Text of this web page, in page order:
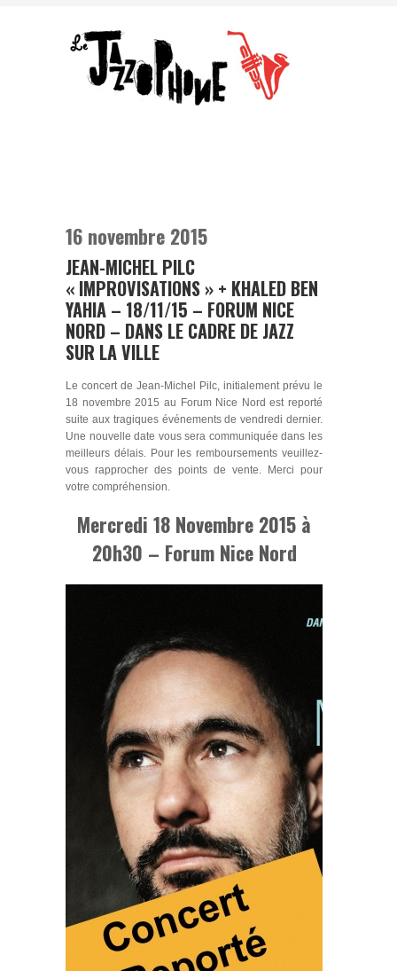
16 novembre 2015
JEAN-MICHEL PILC
« IMPROVISATIONS » + KHALED BEN
YAHIA – 18/11/15 – FORUM NICE
NORD – DANS LE CADRE DE JAZZ
SUR LA VILLE
Le concert de Jean-Michel Pilc, initialement prévu le
18 novembre 2015 au Forum Nice Nord est reporté
suite aux tragiques événements de vendredi dernier.
Une nouvelle date vous sera communiquée dans les
meilleurs délais. Pour les remboursements veuillez-
vous rapprocher des points de vente. Merci pour
votre compréhension.
Mercredi 18 Novembre 2015 à
20h30 – Forum Nice Nord